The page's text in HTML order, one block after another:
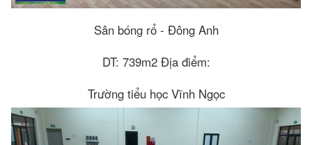
Sân bóng rổ - Đông Anh
DT: 739m2 Địa điểm:
Trường tiểu học Vĩnh Ngọc